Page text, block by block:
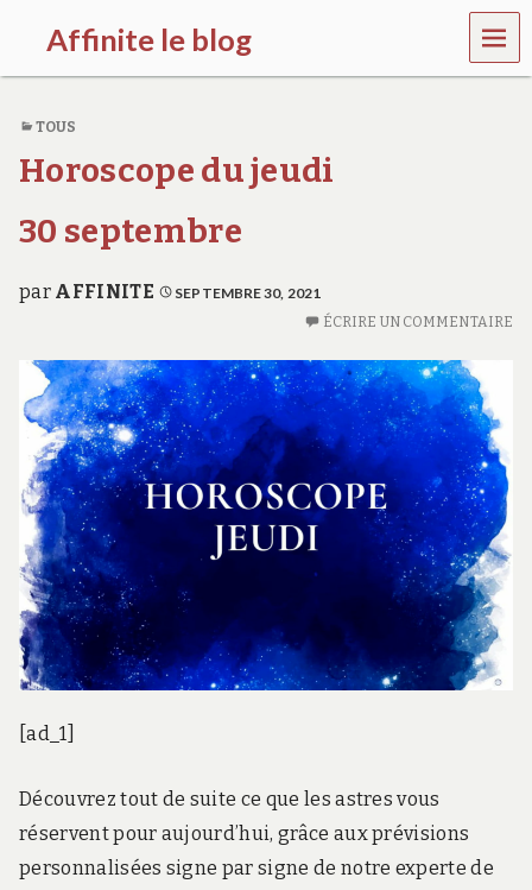
Affinite le blog
e
p
l
u
s
i
MEN
U
TOUS
Horoscope du jeudi
30 septembre
par AFFINITE SEPTEMBRE 30, 2021
ÉCRIRE UN COMMENTAIRE
[ad_1]
Découvrez tout de suite ce que les astres vous
réservent pour aujourd’hui, grâce aux prévisions
personnalisées signe par signe de notre experte de